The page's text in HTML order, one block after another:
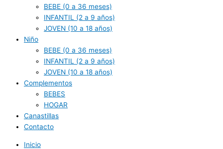
BEBE (0 a 36 meses)
INFANTIL (2 a 9 años)
JOVEN (10 a 18 años)
Niño
BEBE (0 a 36 meses)
INFANTIL (2 a 9 años)
JOVEN (10 a 18 años)
Complementos
BEBES
HOGAR
Canastillas
Contacto
Inicio